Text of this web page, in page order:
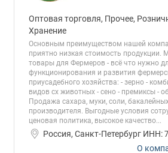
Оптовая торговля, Прочее,
Хранение
Основным преимуществом нашей
приятно низкая стоимость продукции.
товары для Фермеров - всё что нужно
функционирования и развития
приусадебного хозяйства: - зерно -
видов сх животных - сено - премиксы -
Продажа сахара, муки, соли,
производителя. Выгодные условия
ценовая политика, высокое качество...
Россия, Санкт-Петербург ИНН:
О